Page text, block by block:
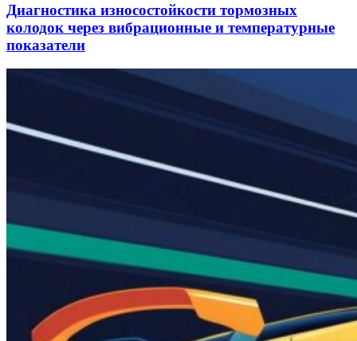
Диагностика износостойкости тормозных
колодок через вибрационные и температурные
показатели